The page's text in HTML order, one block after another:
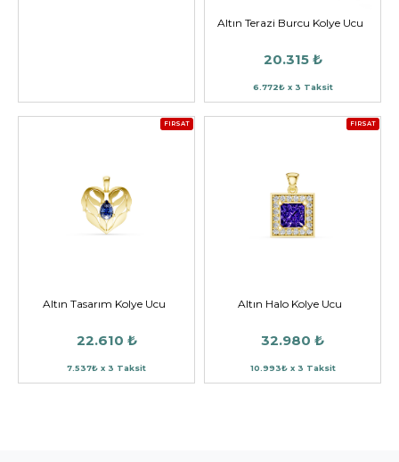
Altın Terazi Burcu Kolye Ucu
20.315 ₺
6.772₺ x 3 Taksit
FIRSAT
Altın Tasarım Kolye Ucu
22.610 ₺
7.537₺ x 3 Taksit
FIRSAT
Altın Halo Kolye Ucu
32.980 ₺
10.993₺ x 3 Taksit